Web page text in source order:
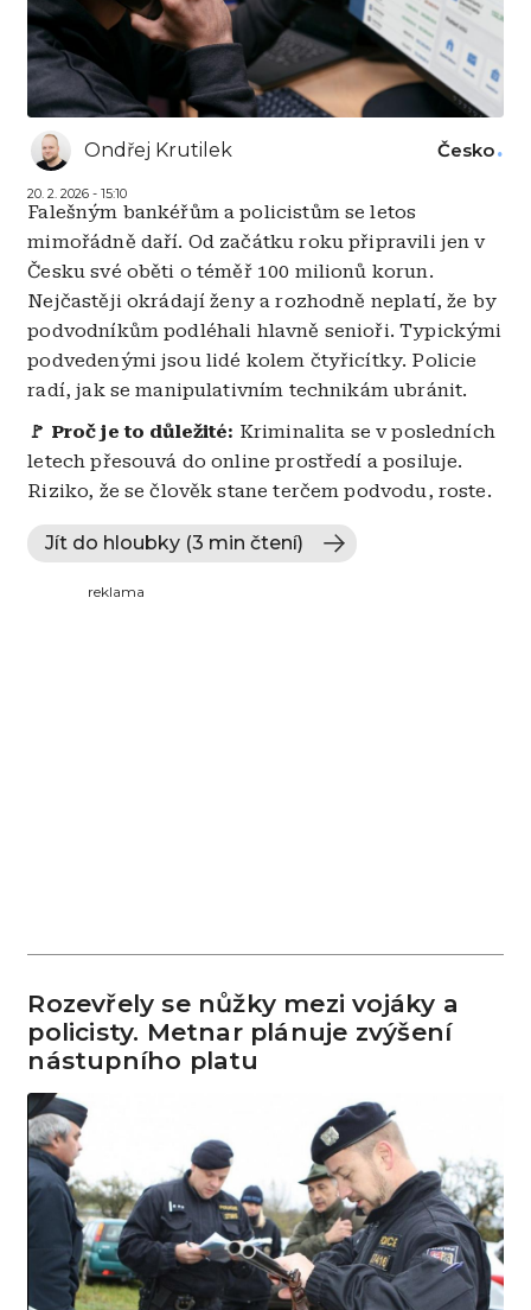
Ondřej Krutilek
20. 2. 2026 - 15:10
Česko
Falešným bankéřům a policistům se letos
mimořádně daří. Od začátku roku připravili jen v
Česku své oběti o téměř 100 milionů korun.
Nejčastěji okrádají ženy a rozhodně neplatí, že by
podvodníkům podléhali hlavně senioři. Typickými
podvedenými jsou lidé kolem čtyřicítky. Policie
radí, jak se manipulativním technikám ubránit.
🚩 Proč je to důležité: Kriminalita se v posledních
letech přesouvá do online prostředí a posiluje.
Riziko, že se člověk stane terčem podvodu, roste.
Jít do hloubky (3 min čtení)
reklama
Rozevřely se nůžky mezi vojáky a
policisty. Metnar plánuje zvýšení
nástupního platu